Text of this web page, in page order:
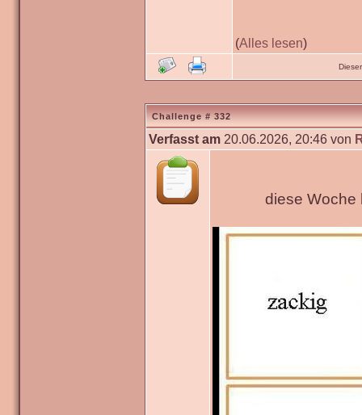
(Alles lesen)
Challenge # 332
Verfasst am 20.06.2026, 20:46 von
diese Woche